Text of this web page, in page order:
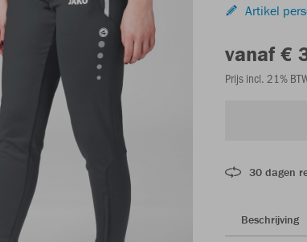
Artikel
vanaf €
Prijs incl. 21%
30 dagen
Beschrijving